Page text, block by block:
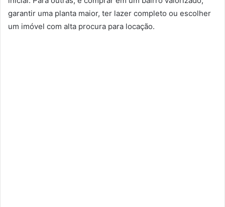
garantir uma planta maior, ter lazer completo ou escolher
um imóvel com alta procura para locação.